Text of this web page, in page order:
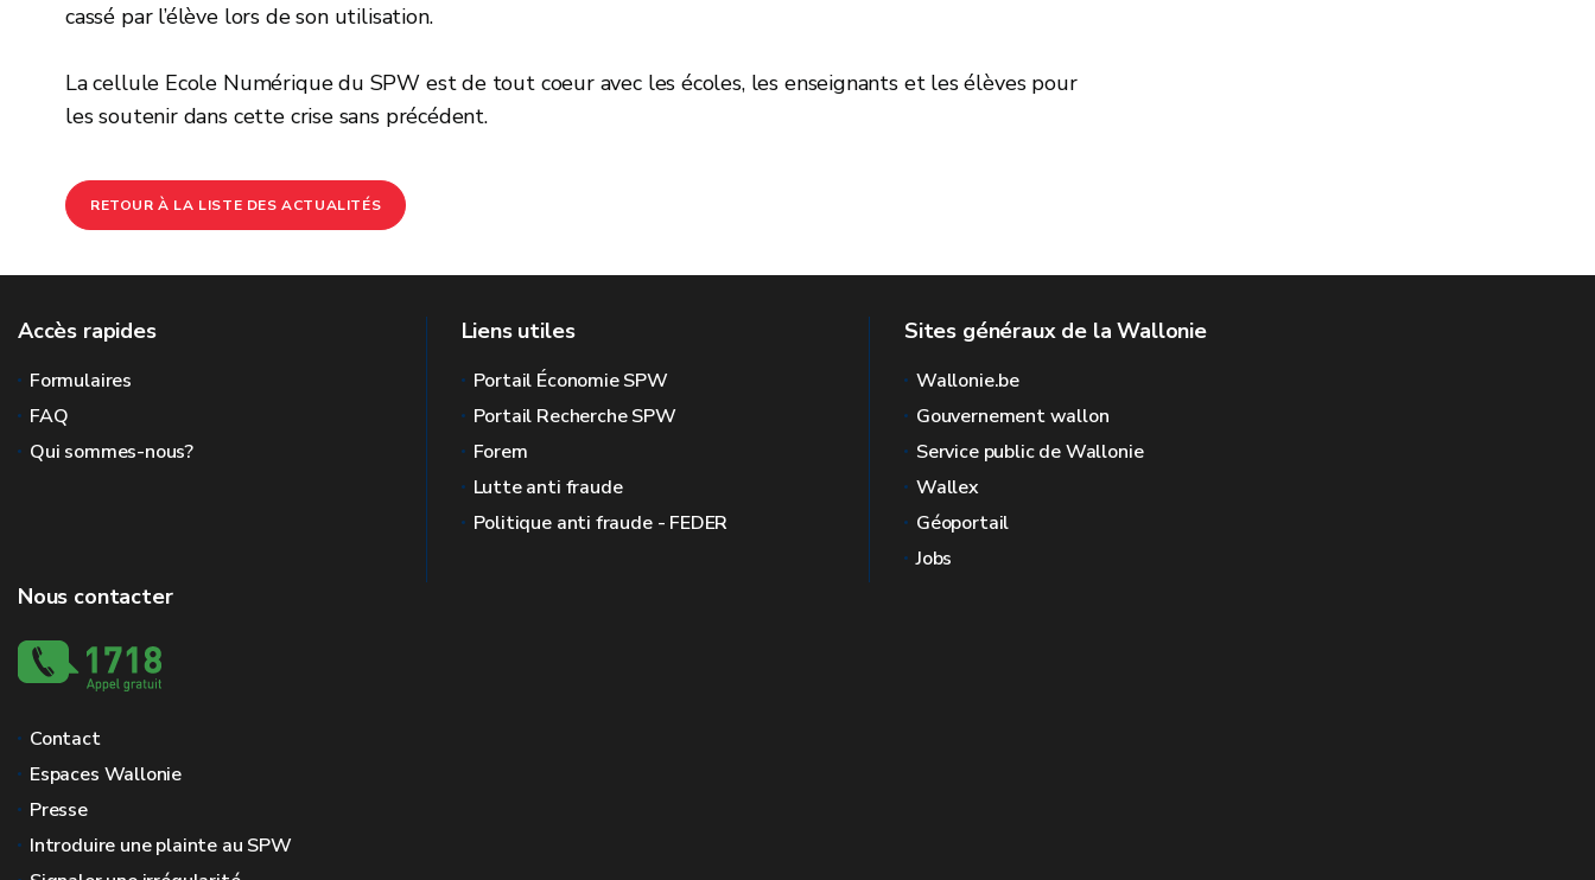
cassé par l’élève lors de son utilisation.
La cellule Ecole Numérique du SPW est de tout coeur avec les écoles, les enseignants et les élèves pour
les soutenir dans cette crise sans précédent.
RETOUR À LA LISTE DES ACTUALITÉS
Accès rapides
Formulaires
FAQ
Qui sommes-nous?
Liens utiles
Portail Économie SPW
Portail Recherche SPW
Forem
Lutte anti fraude
Politique anti fraude - FEDER
Sites généraux de la Wallonie
Wallonie.be
Gouvernement wallon
Service public de Wallonie
Wallex
Géoportail
Jobs
Nous contacter
Contact
Espaces Wallonie
Presse
Introduire une plainte au SPW